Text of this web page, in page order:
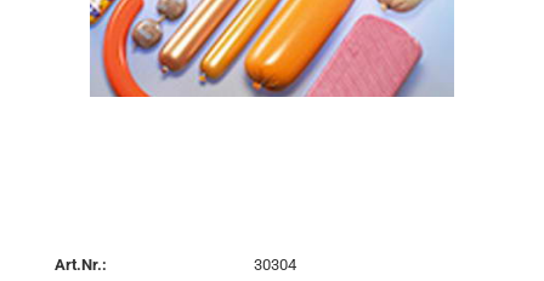
Art.Nr.:
30304